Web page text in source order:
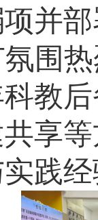
并
围热
教
享
践